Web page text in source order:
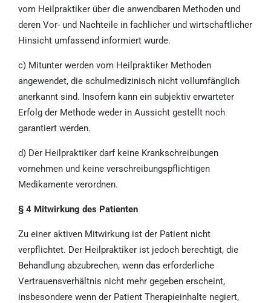
vom Heilpraktiker über die anwendbaren Methoden und
deren Vor- und Nachteile in fachlicher und wirtschaftlicher
Hinsicht umfassend informiert wurde.
c) Mitunter werden vom Heilpraktiker Methoden
angewendet, die schulmedizinisch nicht vollumfänglich
anerkannt sind. Insofern kann ein subjektiv erwarteter
Erfolg der Methode weder in Aussicht gestellt noch
garantiert werden.
d) Der Heilpraktiker darf keine Krankschreibungen
vornehmen und keine verschreibungspflichtigen
Medikamente verordnen.
§ 4 Mitwirkung des Patienten
Zu einer aktiven Mitwirkung ist der Patient nicht
verpflichtet. Der Heilpraktiker ist jedoch berechtigt, die
Behandlung abzubrechen, wenn das erforderliche
Vertrauensverhältnis nicht mehr gegeben erscheint,
insbesondere wenn der Patient Therapieinhalte negiert,